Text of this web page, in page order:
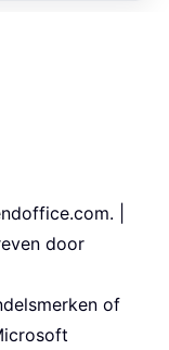
|
door
of